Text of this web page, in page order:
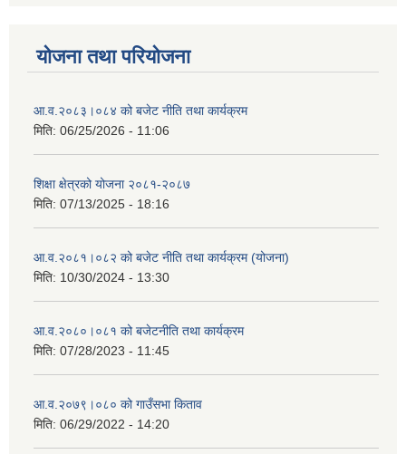
योजना तथा परियोजना
आ.व.२०८३।०८४ को बजेट नीति तथा कार्यक्रम
मिति: 06/25/2026 - 11:06
शिक्षा क्षेत्रको योजना २०८१-२०८७
मिति: 07/13/2025 - 18:16
आ.व.२०८१।०८२ को बजेट नीति तथा कार्यक्रम (योजना)
मिति: 10/30/2024 - 13:30
आ.व.२०८०।०८१ को बजेटनीति तथा कार्यक्रम
मिति: 07/28/2023 - 11:45
आ.व.२०७९।०८० को गाउँसभा किताव
मिति: 06/29/2022 - 14:20